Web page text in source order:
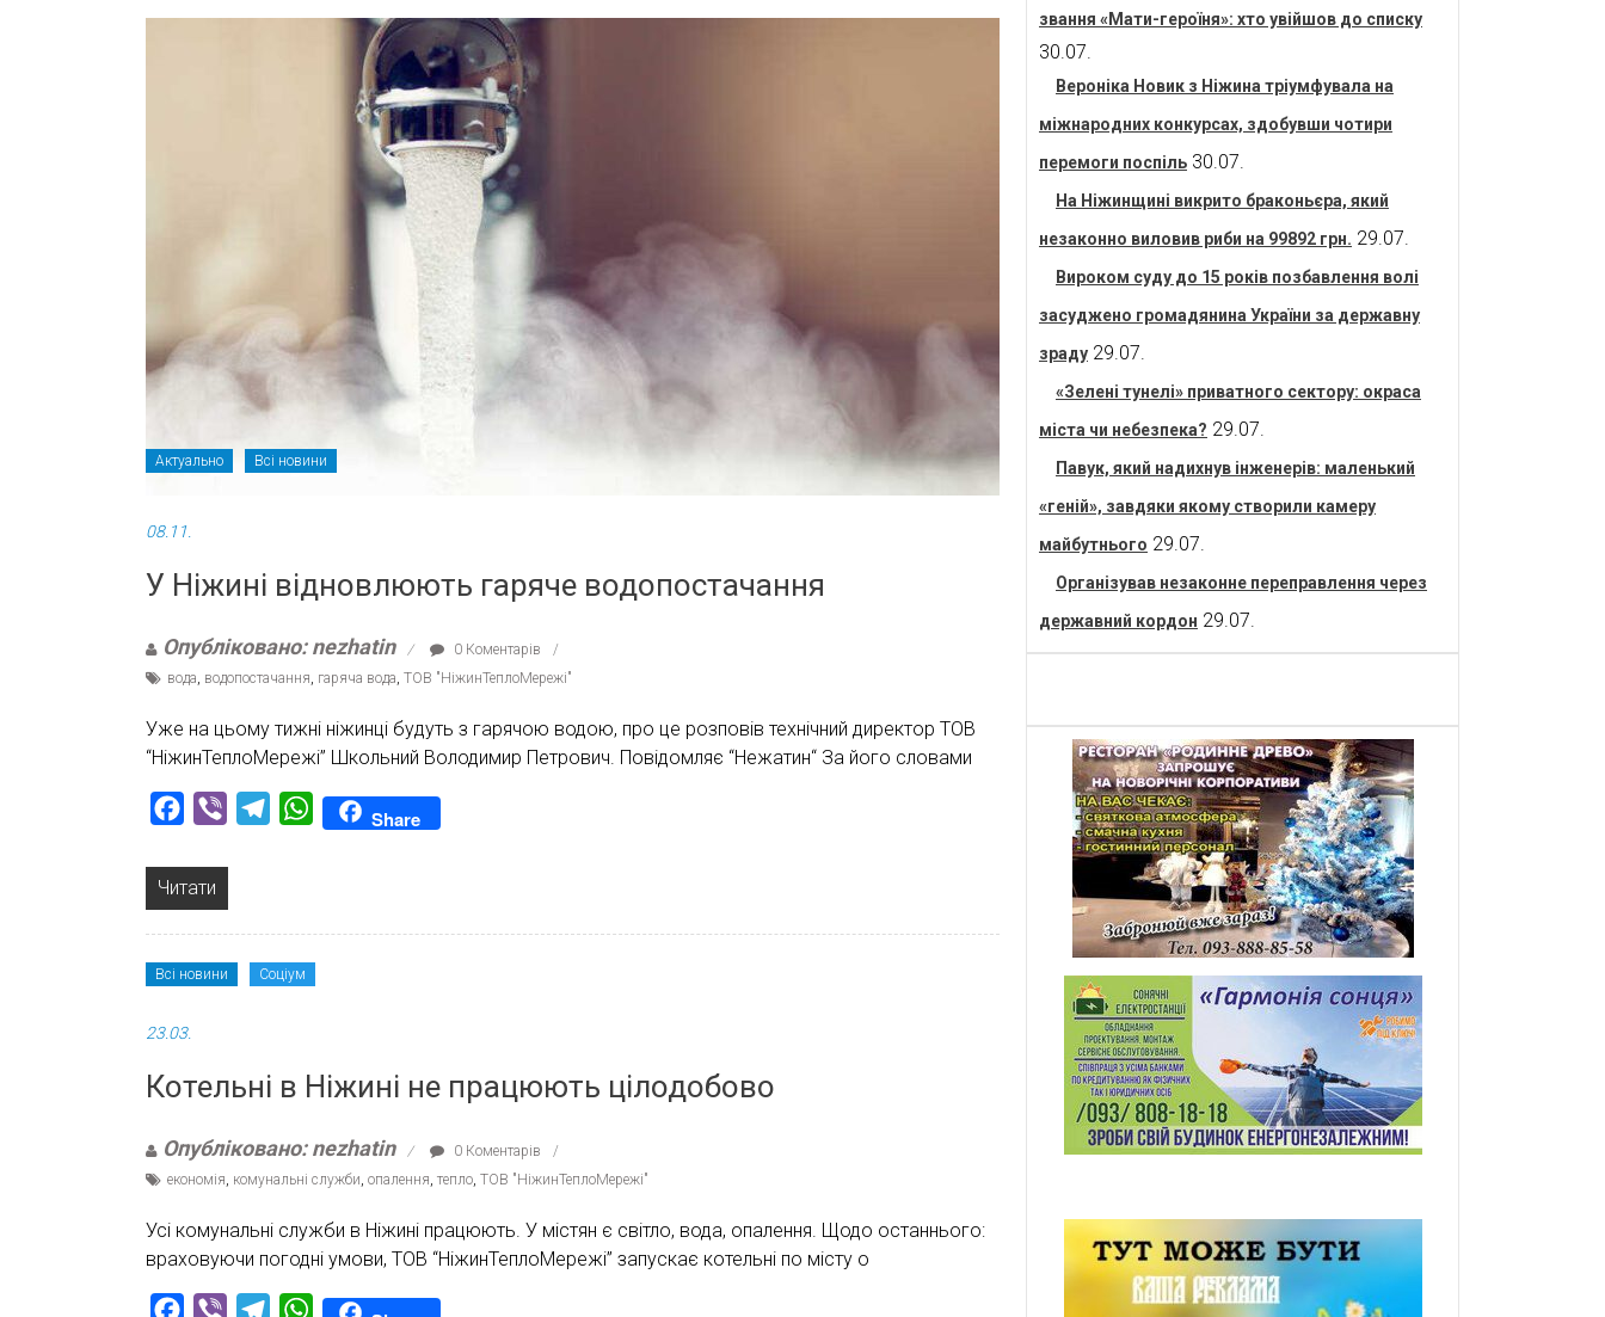
Актуально Всі новини
08.11.
У Ніжині відновлюють гаряче водопостачання
Опубліковано: nezhatin
0 Коментарів
вода водопостачання гаряча вода ТОВ "НіжинТеплоМережі"
Уже на цьому тижні ніжинці будуть з гарячою водою, про це розповів технічний директор ТОВ
“НіжинТеплоМережі” Школьний Володимир Петрович. Повідомляє “Нежатин“ За його словами
Facebook
Viber TelegramWhatsAppShare
Читати
Всі новини Соціум
23.03.
Котельні в Ніжині не працюють цілодобово
Опубліковано: nezhatin
0 Коментарів
економія комунальні служби опалення тепло ТОВ "НіжинТеплоМережі"
Усі комунальні служби в Ніжині працюють. У містян є світло, вода, опалення. Щодо останнього:
враховуючи погодні умови, ТОВ “НіжинТеплоМережі” запускає котельні по місту о
Facebook
Viber TelegramWhatsApp
звання «Мати-героїня»: хто увійшов до списку
30.07.
Вероніка Новик з Ніжина тріумфувала на
міжнародних конкурсах, здобувши чотири
перемоги поспіль 30.07.
На Ніжинщині викрито браконьєра, який
незаконно виловив риби на 99892 грн. 29.07.
Вироком суду до 15 років позбавлення волі
засуджено громадянина України за державну
зраду 29.07.
«Зелені тунелі» приватного сектору: окраса
міста чи небезпека? 29.07.
Павук, який надихнув інженерів: маленький
«геній», завдяки якому створили камеру
майбутнього 29.07.
Організував незаконне переправлення через
державний кордон 29.07.